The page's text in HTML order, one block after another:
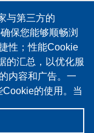
与第三方的
保您能够顺畅浏
性；性能Cookie
的汇总，以优化服
内容和广告。一
Cookie的使用。当